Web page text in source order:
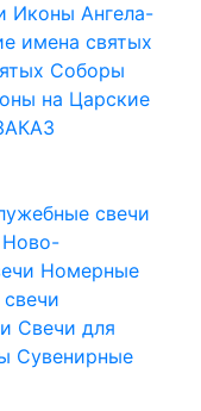
Иконы Ангела-
имена святых
Соборы
на Царские
свечи
Ново-
Номерные
Свечи для
Сувенирные